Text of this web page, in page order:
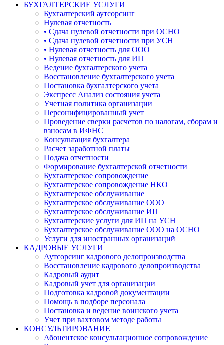
БУХГАЛТЕРСКИЕ УСЛУГИ
Бухгалтерский аутсорсинг
Нулевая отчетность
• Сдача нулевой отчетности при ОСНО
• Сдача нулевой отчетности при УСН
• Нулевая отчетность для ООО
• Нулевая отчетность для ИП
Ведение бухгалтерского учета
Восстановление бухгалтерского учета
Постановка бухгалтерского учета
Экспресс Анализ состояния учета
Учетная политика организации
Персонифицированный учет
Проведение сверки расчетов по налогам, сборам и
взносам в ИФНС
Консультация бухгалтера
Расчет заработной платы
Подача отчетности
Формирование бухгалтерской отчетности
Бухгалтерское сопровождение
Бухгалтерское сопровождение НКО
Бухгалтерское обслуживание
Бухгалтерское обслуживание ООО
Бухгалтерское обслуживание ИП
Бухгалтерские услуги для ИП на УСН
Бухгалтерское обслуживание ООО на ОСНО
Услуги для иностранных организаций
КАДРОВЫЕ УСЛУГИ
Аутсорсинг кадрового делопроизводства
Восстановление кадрового делопроизводства
Кадровый аудит
Кадровый учет для организации
Подготовка кадровой документации
Помощь в подборе персонала
Постановка и ведение воинского учета
Учет при вахтовом методе работы
КОНСУЛЬТИРОВАНИЕ
Абонентское консультационное сопровождение